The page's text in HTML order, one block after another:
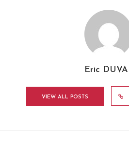
Eric
VIEW ALL POSTS